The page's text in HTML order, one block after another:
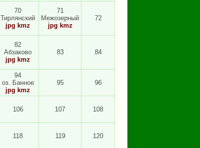
70
Тирлянский
jpg kmz
71
Межозерный
jpg kmz
72
82
Абзаково
jpg kmz
83 84
94
оз. Банное
jpg kmz
95 96
106 107 108
118 119 120